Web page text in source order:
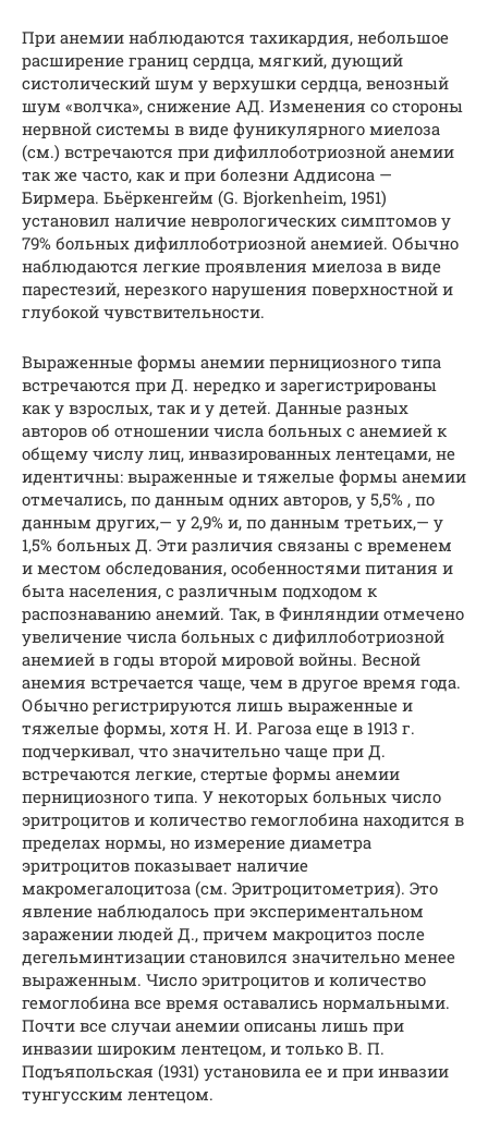
При анемии наблюдаются тахикардия, небольшое
расширение границ сердца, мягкий, дующий
систолический шум у верхушки сердца, венозный
шум «волчка», снижение АД. Изменения со стороны
нервной системы в виде фуникулярного миелоза
(см.) встречаются при дифиллоботриозной анемии
так же часто, как и при болезни Аддисона —
Бирмера. Бьёркенгейм (G. Bjorkenheim, 1951)
установил наличие неврологических симптомов у
79% больных дифиллоботриозной анемией. Обычно
наблюдаются легкие проявления миелоза в виде
парестезий, нерезкого нарушения поверхностной и
глубокой чувствительности.
Выраженные формы анемии пернициозного типа
встречаются при Д. нередко и зарегистрированы
как у взрослых, так и у детей. Данные разных
авторов об отношении числа больных с анемией к
общему числу лиц, инвазированных лентецами, не
идентичны: выраженные и тяжелые формы анемии
отмечались, по данным одних авторов, у 5,5% , по
данным других,— у 2,9% и, по данным третьих,— у
1,5% больных Д. Эти различия связаны с временем
и местом обследования, особенностями питания и
быта населения, с различным подходом к
распознаванию анемий. Так, в Финляндии отмечено
увеличение числа больных с дифиллоботриозной
анемией в годы второй мировой войны. Весной
анемия встречается чаще, чем в другое время года.
Обычно регистрируются лишь выраженные и
тяжелые формы, хотя Н. И. Рагоза еще в 1913 г.
подчеркивал, что значительно чаще при Д.
встречаются легкие, стертые формы анемии
пернициозного типа. У некоторых больных число
эритроцитов и количество гемоглобина находится в
пределах нормы, но измерение диаметра
эритроцитов показывает наличие
макромегалоцитоза (см. Эритроцитометрия). Это
явление наблюдалось при экспериментальном
заражении людей Д., причем макроцитоз после
дегельминтизации становился значительно менее
выраженным. Число эритроцитов и количество
гемоглобина все время оставались нормальными.
Почти все случаи анемии описаны лишь при
инвазии широким лентецом, и только В. П.
Подъяпольская (1931) установила ее и при инвазии
тунгусским лентецом.